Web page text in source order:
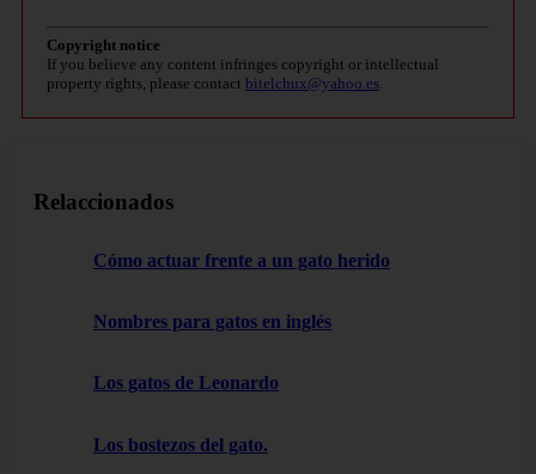
Copyright notice
If you believe any content infringes copyright or intellectual
property rights, please contact bitelchux@yahoo.es.
Relaccionados
Cómo actuar frente a un gato herido
Nombres para gatos en inglés
Los gatos de Leonardo
Los bostezos del gato.